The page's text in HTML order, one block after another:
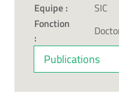
Equipe :
SIC
Fonction
:
Publications